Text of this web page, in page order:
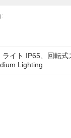
:
イト IP65、回転式
Lighting